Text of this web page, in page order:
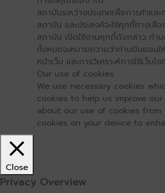
สถาบันระหว่างประเทศเพื่อการค้า
สถาบัน และประสงค์จะใช้คุกกี้ทางเ
สถาบัน เปิดใช้งานคุกกี้ดังกล่าว ท่า
ทั้งหมดจะหมายความว่าท่านยินยอม
หน้าเว็บ และการวิเคราะห์การใช้เ
Our use of cookies
We use necessary cookies
cookies to help us improve
about our use of cookies from
cookies on your device to
Close
Privacy Overview